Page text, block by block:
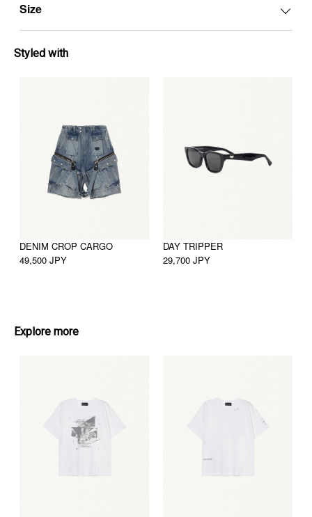
Size
Styled with
DENIM CROP CARGO
49,500 JPY
DAY TRIPPER
29,700 JPY
Explore more